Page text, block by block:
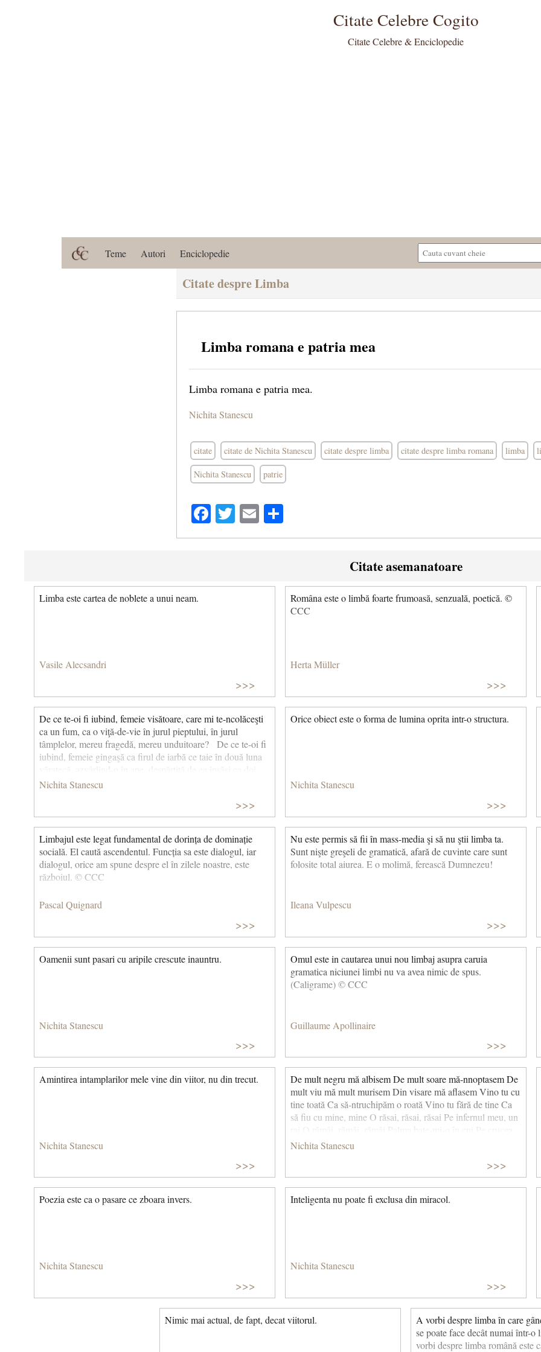
Citate Celebre Cogito
Citate Celebre & Enciclopedie
Teme Autori Enciclopedie
Citate despre Limba
Limba romana e patria mea
Limba romana e patria mea.
Nichita Stanescu
citate citate de Nichita Stanescu citate despre limba citate despre limba romana limba
Nichita Stanescu patrie
Facebook
Twitter
Email
Citate asemanatoare
Limba este cartea de noblete a unui neam.
Vasile Alecsandri
>>>
Româna este o limbă foarte frumoasă, senzuală, poetică. ©
CCC
Herta Müller
>>>
De ce te-oi fi iubind, femeie visătoare, care mi te-ncolăceşti
ca un fum, ca o viţă-de-vie în jurul pieptului, în jurul
tâmplelor, mereu fragedă, mereu unduitoare? De ce te-oi fi
iubind, femeie gingaşă ca firul de iarbă ce taie în două luna
îndrăgostiţi după îmbrăţişare?... De ce te-oi fi iubind, ochi
după el un cer de miresme cu nouri subţiri fără umbră? De
ce te-oi fi iubind, oră de neuitat, care-n loc de sunete
goneşte-n jurul inimii mele o herghelie de mânji cu coame
rebele? De ce te-oi fi iubind atâta, iubire, vârtej de-
anotimpuri colorând un cer (totdeauna altul, totdeauna
aproape) ca o frunză căzând. Ca o răsuflare-aburită de ger.
(Cântec fără răspuns)
Nichita Stanescu
>>>
Orice obiect este o forma de lumina oprita intr-o structura.
Nichita Stanescu
>>>
Limbajul este legat fundamental de dorința de dominație
socială. El caută ascendentul. Funcția sa este dialogul, iar
dialogul, orice am spune despre el în zilele noastre, este
războiul. © CCC
Pascal Quignard
>>>
Nu este permis să fii în mass-media şi să nu ştii limba ta.
Sunt nişte greşeli de gramatică, afară de cuvinte care sunt
folosite total aiurea. E o molimă, ferească Dumnezeu!
Ileana Vulpescu
>>>
Oamenii sunt pasari cu aripile crescute inauntru.
Nichita Stanescu
>>>
Omul este in cautarea unui nou limbaj asupra caruia
gramatica niciunei limbi nu va avea nimic de spus.
(Caligrame) © CCC
Guillaume Apollinaire
>>>
Amintirea intamplarilor mele vine din viitor, nu din trecut.
Nichita Stanescu
>>>
De mult negru mă albisem De mult soare mă-nnoptasem De
mult viu mă mult murisem Din visare mă aflasem Vino tu cu
tine toată Ca să-ntruchipăm o roată Vino tu fără de tine Ca
să fiu cu mine, mine O răsai, răsai, răsai Pe infernul meu, un
rai O rămâi, rămâi, rămâi Palma bate-mi-o în cui Pe crucea
de carne Când lumea adoarme. (Dezâmblânzirea)
Nichita Stanescu
>>>
Poezia este ca o pasare ce zboara invers.
Nichita Stanescu
>>>
Inteligenta nu poate fi exclusa din miracol.
Nichita Stanescu
>>>
Nimic mai actual, de fapt, decat viitorul.
A vorbi despre limba în care
se poate face decât numai într-
vorbi despre limba română este